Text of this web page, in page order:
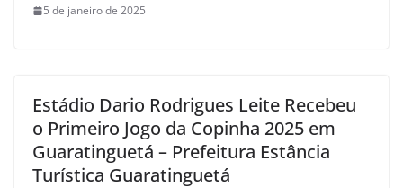
5 de janeiro de 2025
Estádio Dario Rodrigues Leite Recebeu
o Primeiro Jogo da Copinha 2025 em
Guaratinguetá – Prefeitura Estância
Turística Guaratinguetá